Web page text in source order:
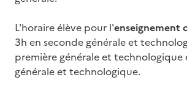
L'horaire élève pour l'enseignement
3h en seconde générale et
première générale et
générale et technologique.